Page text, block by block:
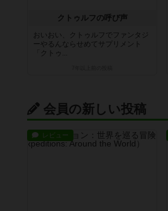
クトゥルフの呼び声
おいおい、クトゥルフでファンタジ
ーやるんならせめてサプリメント
「クトゥ...
会員の新しい投稿
レビュー